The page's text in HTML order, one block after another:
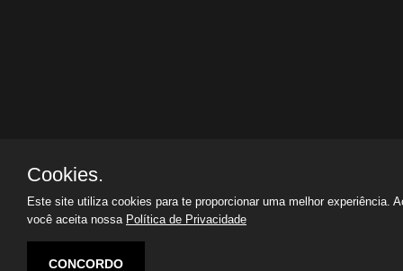
Cookies.
Este site utiliza cookies para te proporcionar uma melhor experiência.
você aceita nossa Política de Privacidade
CONCORDO